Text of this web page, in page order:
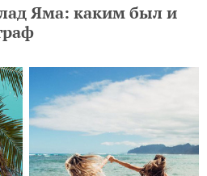
Яма: каким был и